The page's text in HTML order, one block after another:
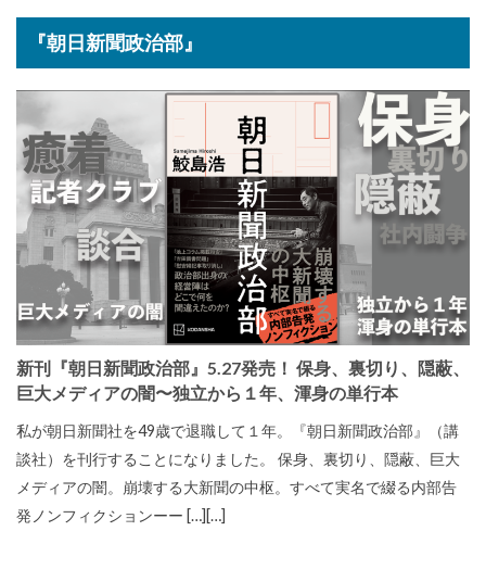
『朝日新聞政治部』
新刊『朝日新聞政治部』5.27発売！ 保身、裏切り、隠蔽、
巨大メディアの闇〜独立から１年、渾身の単行本
私が朝日新聞社を49歳で退職して１年。『朝日新聞政治部』（講
談社）を刊行することになりました。 保身、裏切り、隠蔽、巨大
メディアの闇。崩壊する大新聞の中枢。すべて実名で綴る内部告
発ノンフィクションーー […][…]